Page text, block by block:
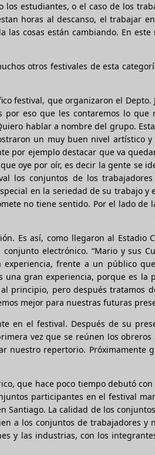
estudiantes, o el caso de los
horas al descanso, el trabajar
cosas están cambiando. En
otros festivales de esta
festival, que organizaron el Depto.
por eso que les contaremos lo que
hablar a nombre del grupo.
un muy buen nivel artístico
por ejemplo destacar que va
oye por oír, es decir la gente se
los conjuntos de los
en la seriedad de su trabajo y
no tiene sentido. Por el lado de
Es así, como llegaron al Estadio
electrónico. “Mario y sus
frente a un público
gran experiencia, porque es la
principio, pero después tratamos
mejor para nuestras futuras
en el festival. Después de su
vez que se reúnen los
nuestro repertorio. Próximamente
que hace poco tiempo debutó
participantes en el festival
Santiago. La calidad de los
a los conjuntos de trabajadores y
y las industrias, con los